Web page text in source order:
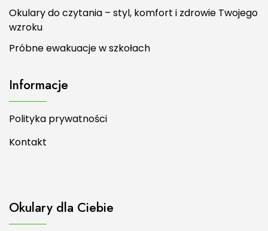
Okulary do czytania – styl, komfort i zdrowie Twojego
wzroku
Próbne ewakuacje w szkołach
Informacje
Polityka prywatności
Kontakt
Okulary dla Ciebie